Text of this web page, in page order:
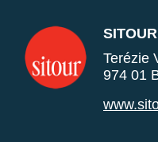
Terézie
974 01